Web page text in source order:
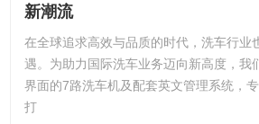
新潮流
在全球追求高效与品质的时代，洗车行业
遇。为助力国际洗车业务迈向新高度，我
界面的7路洗车机及配套英文管理系统，
打